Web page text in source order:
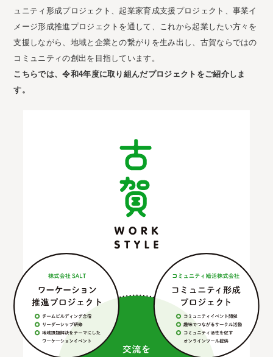
ュニティ形成プロジェクト、起業家育成支援プロジェクト、事業イ
メージ形成推進プロジェクトを通して、これから起業したい方々を
支援しながら、地域と企業との繋がりを生み出し、古賀ならではの
コミュニティの創出を目指しています。
こちらでは、令和4年度に取り組んだプロジェクトをご紹介しま
す。